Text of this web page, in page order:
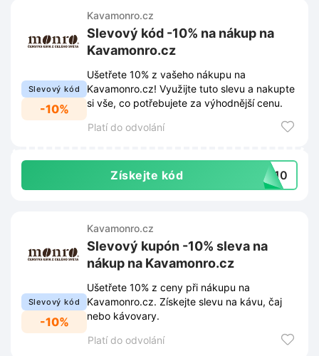
Slevový kód
-10%
Kavamonro.cz
Slevový kód -10% na nákup na
Kavamonro.cz
Ušetřete 10% z vašeho nákupu na
Kavamonro.cz! Využijte tuto slevu a nakupte
si vše, co potřebujete za výhodnější cenu.
Platí do odvolání
Získejte kód ek10
Slevový kód
-10%
Kavamonro.cz
Slevový kupón -10% sleva na
nákup na Kavamonro.cz
Ušetřete 10% z ceny při nákupu na
Kavamonro.cz. Získejte slevu na kávu, čaj
nebo kávovary.
Platí do odvolání